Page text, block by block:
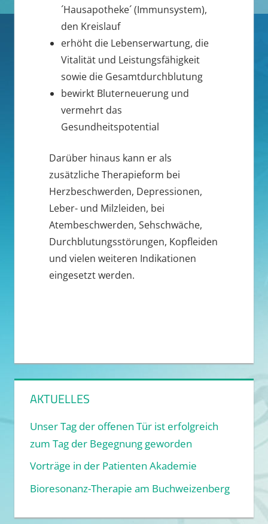
´Hausapotheke´ (Immunsystem),
den Kreislauf
erhöht die Lebenserwartung, die
Vitalität und Leistungsfähigkeit
sowie die Gesamtdurchblutung
bewirkt Bluterneuerung und
vermehrt das
Gesundheitspotential
Darüber hinaus kann er als
zusätzliche Therapieform bei
Herzbeschwerden, Depressionen,
Leber- und Milzleiden, bei
Atembeschwerden, Sehschwäche,
Durchblutungsstörungen, Kopfleiden
und vielen weiteren Indikationen
eingesetzt werden.
AKTUELLES
Unser Tag der offenen Tür ist erfolgreich
zum Tag der Begegnung geworden
Vorträge in der Patienten Akademie
Bioresonanz-Therapie am Buchweizenberg